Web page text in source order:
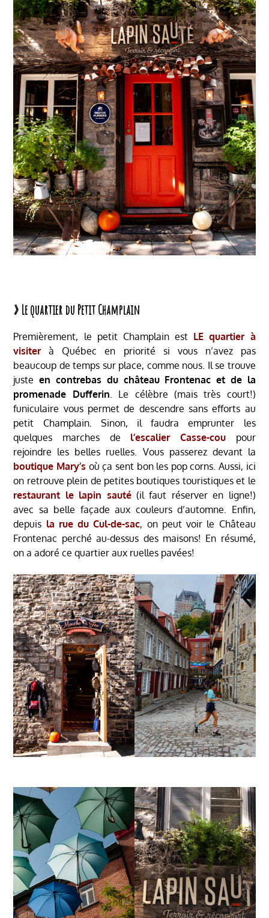
» Le quartier du Petit Champlain
Premièrement, le petit Champlain est LE quartier à
visiter à Québec en priorité si vous n’avez pas
beaucoup de temps sur place, comme nous. Il se trouve
justeen contrebas du château Frontenac et de la
promenade Dufferin . Le célèbre (mais très court!)
funiculaire vous permet de descendre sans efforts au
petit Champlain. Sinon, il faudra emprunter les
quelques marches de l’escalier Casse-coupour
rejoindre les belles ruelles. Vous passerez devant la
boutique Mary’s où ça sent bon les pop corns. Aussi, ici
on retrouve plein de petites boutiques touristiques et le
restaurant le lapin sauté(il faut réserver en ligne!)
avec sa belle façade aux couleurs d’automne. Enfin,
depuis la rue du Cul-de-sac, on peut voir le Château
Frontenac perché au-dessus des maisons! En résumé,
on a adoré ce quartier aux ruelles pavées!